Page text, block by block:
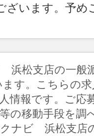
ざいます。予め
浜松支店の一般
す。こちらの
情報です。ご応
の移動手段を
ナビ 浜松支店